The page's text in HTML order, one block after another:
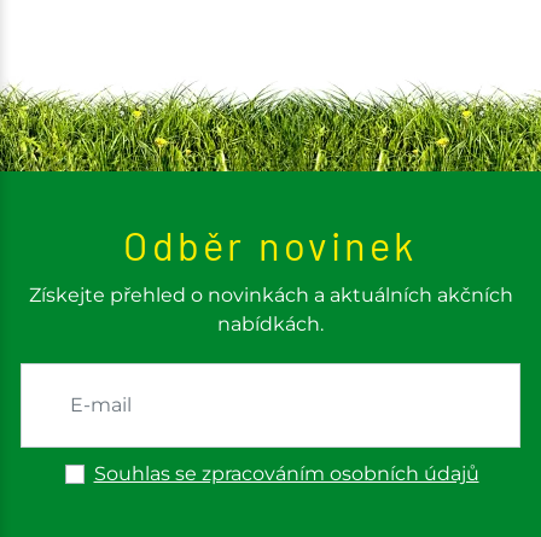
Odběr novinek
Získejte přehled o novinkách a aktuálních akčních
nabídkách.
Souhlas se zpracováním osobních údajů